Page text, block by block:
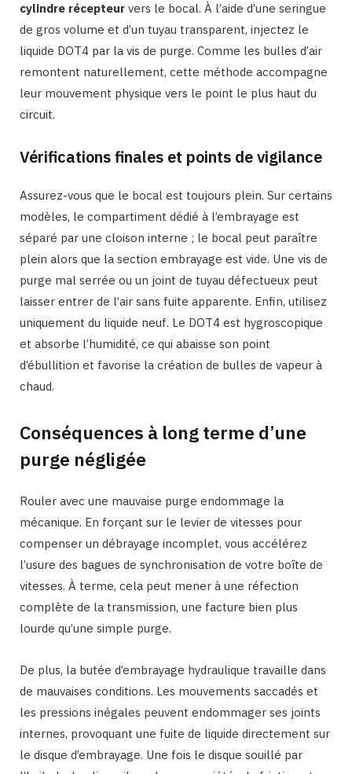
cylindre récepteur vers le bocal. À l’aide d’une seringue
de gros volume et d’un tuyau transparent, injectez le
liquide DOT4 par la vis de purge. Comme les bulles d’air
remontent naturellement, cette méthode accompagne
leur mouvement physique vers le point le plus haut du
circuit.
Vérifications finales et points de vigilance
Assurez-vous que le bocal est toujours plein. Sur certains
modèles, le compartiment dédié à l’embrayage est
séparé par une cloison interne ; le bocal peut paraître
plein alors que la section embrayage est vide. Une vis de
purge mal serrée ou un joint de tuyau défectueux peut
laisser entrer de l’air sans fuite apparente. Enfin, utilisez
uniquement du liquide neuf. Le DOT4 est hygroscopique
et absorbe l’humidité, ce qui abaisse son point
d’ébullition et favorise la création de bulles de vapeur à
chaud.
Conséquences à long terme d’une
purge négligée
Rouler avec une mauvaise purge endommage la
mécanique. En forçant sur le levier de vitesses pour
compenser un débrayage incomplet, vous accélérez
l’usure des bagues de synchronisation de votre boîte de
vitesses. À terme, cela peut mener à une réfection
complète de la transmission, une facture bien plus
lourde qu’une simple purge.
De plus, la butée d’embrayage hydraulique travaille dans
de mauvaises conditions. Les mouvements saccadés et
les pressions inégales peuvent endommager ses joints
internes, provoquant une fuite de liquide directement sur
le disque d’embrayage. Une fois le disque souillé par